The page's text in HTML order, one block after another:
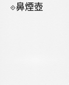
⟐鼻煙壺